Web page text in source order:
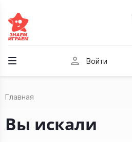
person Войти
Главная
Вы искали